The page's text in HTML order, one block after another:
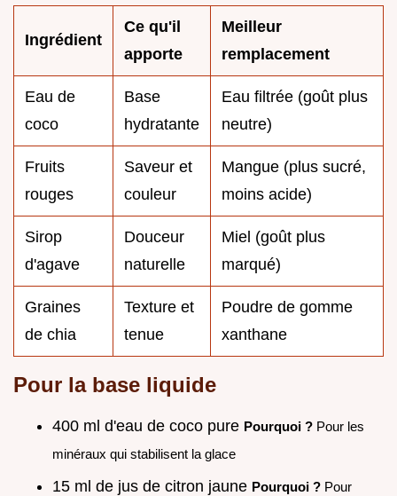
Ingrédient
Ce qu'il
apporte
Meilleur
remplacement
Eau de
coco
Base
hydratante
Eau filtrée (goût plus
neutre)
Fruits
rouges
Saveur et
couleur
Mangue (plus sucré,
moins acide)
Sirop
d'agave
Douceur
naturelle
Miel (goût plus
marqué)
Graines
de chia
Texture et
tenue
Poudre de gomme
xanthane
Pour la base liquide
400 ml d'eau de coco pure Pourquoi ? Pour les
minéraux qui stabilisent la glace
15 ml de jus de citron jaune Pourquoi ? Pour